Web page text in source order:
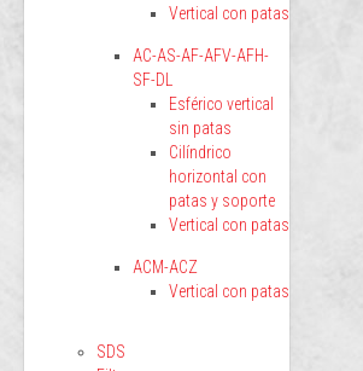
Vertical con patas
AC-AS-AF-AFV-AFH-
SF-DL
Esférico vertical
sin patas
Cilíndrico
horizontal con
patas y soporte
Vertical con patas
ACM-ACZ
Vertical con patas
SDS